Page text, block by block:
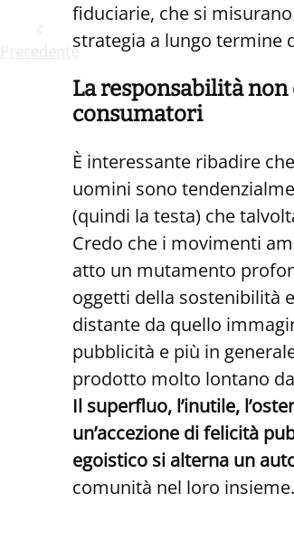
fiduciarie, che si
strategia a lungo termine
La responsabilità
consumatori
È interessante ribadire
uomini sono
(quindi la testa) che
Credo che i movimenti
atto un mutamento
oggetti della sostenibilità
distante da quello
pubblicità e più in
prodotto molto lontano
Il superfluo, l’inutile,
un’accezione di felicità
egoistico si alterna un
comunità nel loro insieme.
Precedente